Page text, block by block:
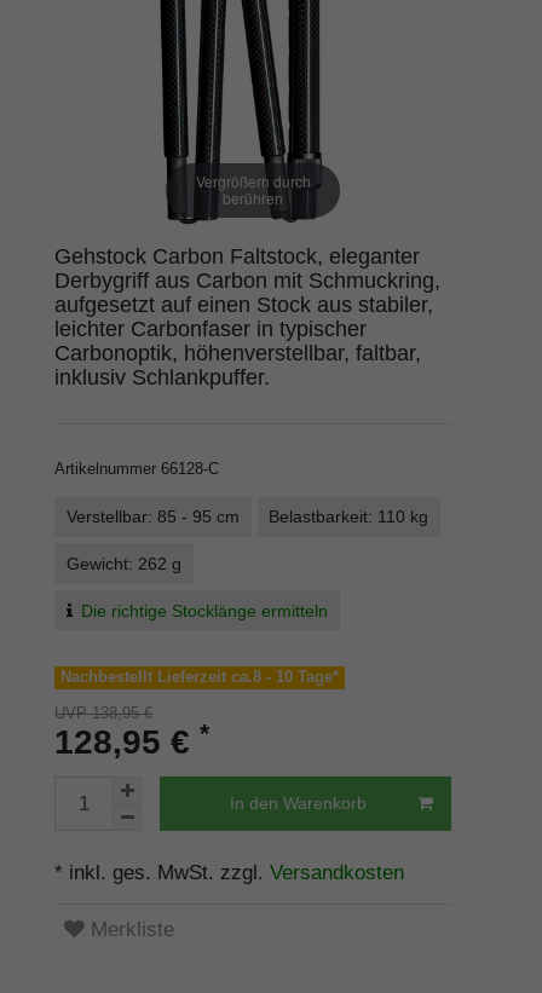
Vergrößern durch
berühren
Gehstock Carbon Faltstock, eleganter
Derbygriff aus Carbon mit Schmuckring,
aufgesetzt auf einen Stock aus stabiler,
leichter Carbonfaser in typischer
Carbonoptik, höhenverstellbar, faltbar,
inklusiv Schlankpuffer.
Artikelnummer 66128-C
Verstellbar: 85 - 95 cm Belastbarkeit: 110 kg
Gewicht: 262 g
Die richtige Stocklänge ermitteln
Nachbestellt Lieferzeit ca.8 - 10 Tage*
UVP 138,95 €
128,95 € *
In den Warenkorb
* inkl. ges. MwSt. zzgl. Versandkosten
Merkliste